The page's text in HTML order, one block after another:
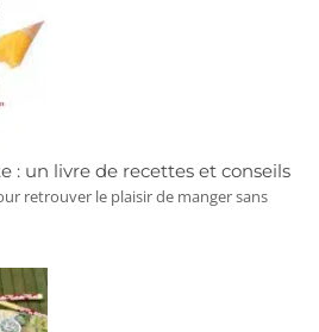
: un livre de recettes et conseils
retrouver le plaisir de manger sans